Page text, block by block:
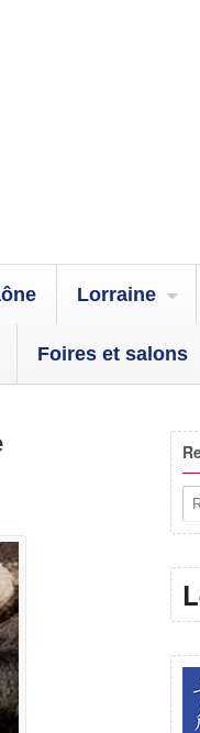
Lorraine
Foires et salons